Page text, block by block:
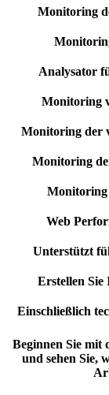
Monitoring
Analysator
Monitoring
Monitoring der
Monitoring
Monitoring
Web
Unterstützt
Erstellen Sie
Einschließlich
Beginnen Sie mit
und sehen Sie,